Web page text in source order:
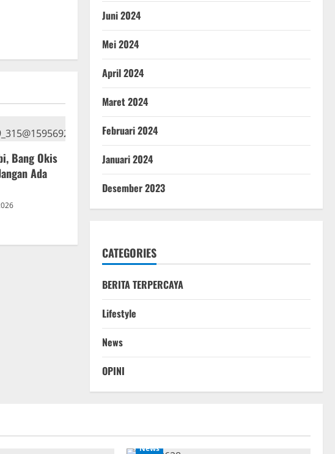
Bang Okis
Ada
Juni 2024
Mei 2024
April 2024
Maret 2024
Februari 2024
Januari 2024
Desember 2023
CATEGORIES
BERITA TERPERCAYA
Lifestyle
News
OPINI
News